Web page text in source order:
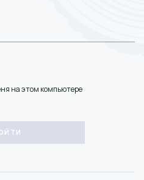
на этом компьютере